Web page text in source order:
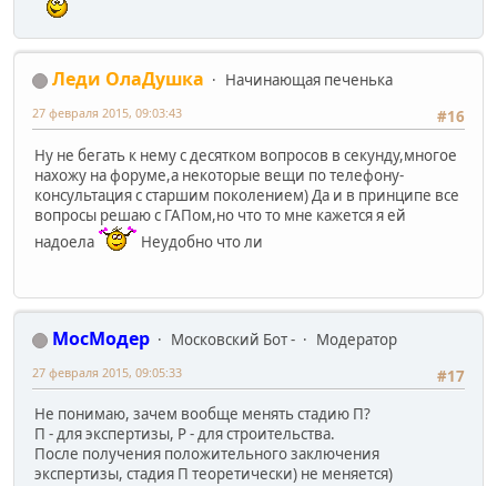
Леди ОлаДушка
Начинающая печенька
#16
27 февраля 2015, 09:03:43
Ну не бегать к нему с десятком вопросов в секунду,многое
нахожу на форуме,а некоторые вещи по телефону-
консультация с старшим поколением) Да и в принципе все
вопросы решаю с ГАПом,но что то мне кажется я ей
надоела
Неудобно что ли
МосМодер Московский Бот -
Модератор
#17
27 февраля 2015, 09:05:33
Не понимаю, зачем вообще менять стадию П?
П - для экспертизы, Р - для строительства.
После получения положительного заключения
экспертизы, стадия П теоретически) не меняется)